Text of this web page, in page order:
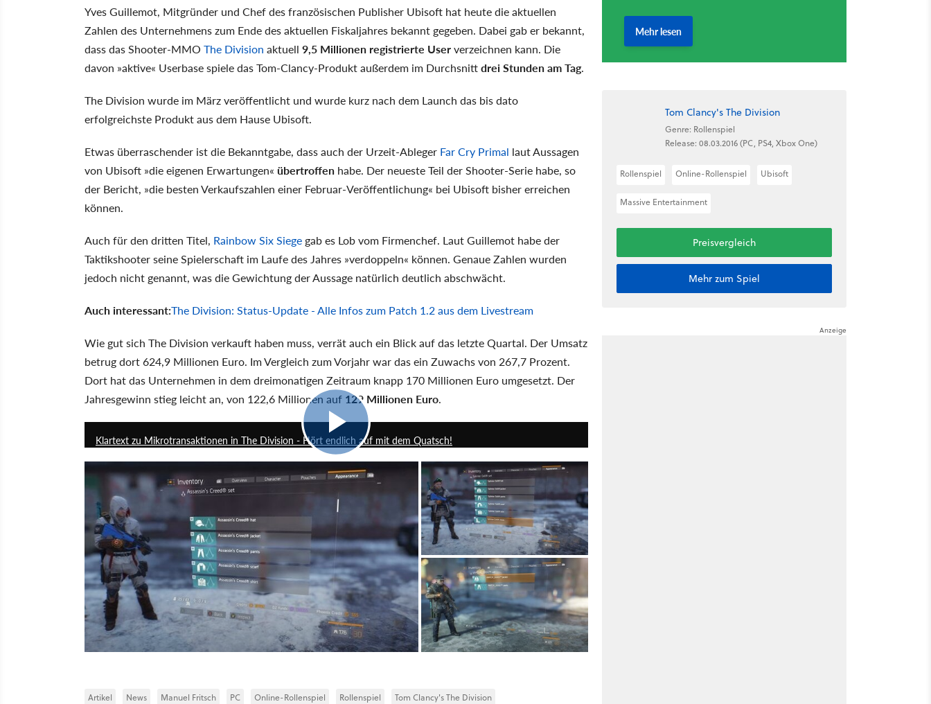
Yves Guillemot, Mitgründer und Chef des französischen Publisher Ubisoft hat heute die aktuellen
Zahlen des Unternehmens zum Ende des aktuellen Fiskaljahres bekannt gegeben. Dabei gab er bekannt,
dass das Shooter-MMO The Division aktuell 9,5 Millionen registrierte Userverzeichnen kann. Die
davon »aktive« Userbase spiele das Tom-Clancy-Produkt außerdem im Durchsnittdrei Stunden am Tag.
The Division wurde im März veröffentlicht und wurde kurz nach dem Launch das bis dato
erfolgreichste Produkt aus dem Hause Ubisoft.
Etwas überraschender ist die Bekanntgabe, dass auch der Urzeit-Ableger Far Cry Primal laut Aussagen
von Ubisoft »die eigenen Erwartungen« übertroffen habe. Der neueste Teil der Shooter-Serie habe, so
der Bericht, »die besten Verkaufszahlen einer Februar-Veröffentlichung« bei Ubisoft bisher erreichen
können.
Auch für den dritten Titel, Rainbow Six Siege gab es Lob vom Firmenchef. Laut Guillemot habe der
Taktikshooter seine Spielerschaft im Laufe des Jahres »verdoppeln« können. Genaue Zahlen wurden
jedoch nicht genannt, was die Gewichtung der Aussage natürlich deutlich abschwächt.
Auch interessant:The Division: Status-Update - Alle Infos zum Patch 1.2 aus dem Livestream
Wie gut sich The Division verkauft haben muss, verrät auch ein Blick auf das letzte Quartal. Der Umsatz
betrug dort 624,9 Millionen Euro. Im Vergleich zum Vorjahr war das ein Zuwachs von 267,7 Prozent.
Dort hat das Unternehmen in dem dreimonatigen Zeitraum knapp 170 Millionen Euro umgesetzt. Der
Jahresgewinn stieg leicht an, von 122,6 Millionen auf 129 Millionen Euro.
Klartext zu Mikrotransaktionen in The Division - Hört endlich auf mit dem Quatsch!
Artikel News Manuel Fritsch PC Online-Rollenspiel Rollenspiel Tom Clancy's The Division
Tom Clancy's The Division
Genre: Rollenspiel
Release: 08.03.2016 (PC, PS4, Xbox One)
Rollenspiel Online-Rollenspiel Ubisoft
Massive Entertainment
Preisvergleich
Mehr zum Spiel